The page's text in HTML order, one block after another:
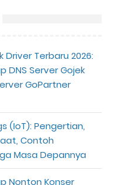
Driver Terbaru 2026:
DNS Server Gojek
GoPartner
(IoT): Pengertian,
Contoh
Masa Depannya
Nonton Konser